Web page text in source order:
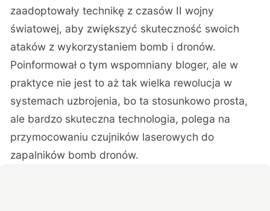
zaadoptowały technikę z czasów II wojny
światowej, aby zwiększyć skuteczność swoich
ataków z wykorzystaniem bomb i dronów.
Poinformował o tym wspomniany bloger, ale w
praktyce nie jest to aż tak wielka rewolucja w
systemach uzbrojenia, bo ta stosunkowo prosta,
ale bardzo skuteczna technologia, polega na
przymocowaniu czujników laserowych do
zapalników bomb dronów.